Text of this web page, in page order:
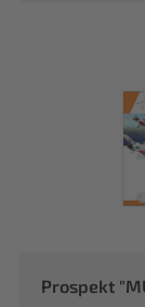
Prospekt